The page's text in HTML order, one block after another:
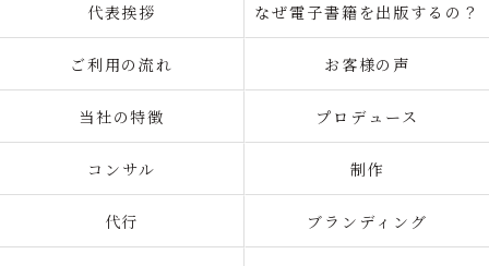
代表挨拶 なぜ電子書籍を出版するの？
ご利用の流れ お客様の声
当社の特徴 プロデュース
コンサル 制作
代行 ブランディング